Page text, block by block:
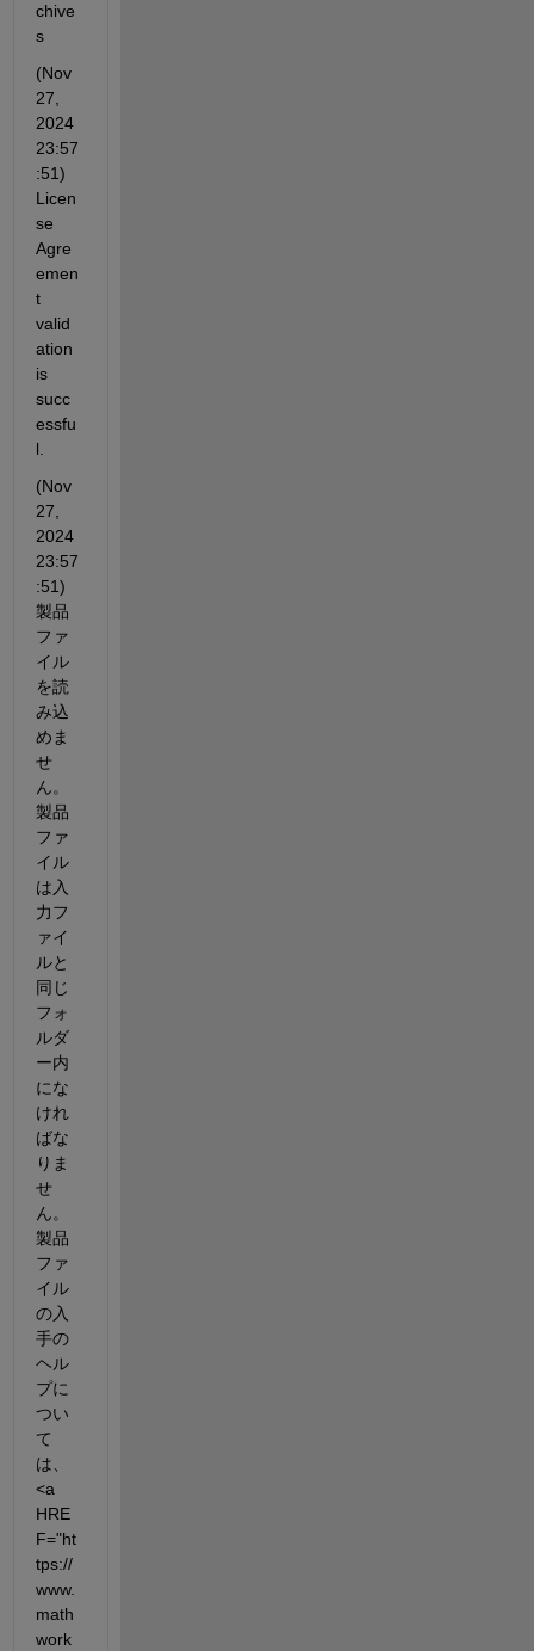
chive
s
(Nov
27,
2024
23:57
:51)
Licen
se
Agre
emen
t
valid
ation
is
succ
essfu
l.
(Nov
27,
2024
23:57
:51)
製品
ファ
イル
を読
み込
めま
せ
ん。
製品
ファ
イル
は入
力フ
ァイ
ルと
同じ
フォ
ルダ
ー内
にな
けれ
ばな
りま
せ
ん。
製品
ファ
イル
の入
手の
ヘル
プに
つい
て
は、
<a
HRE
F="ht
tps://
www.
math
work